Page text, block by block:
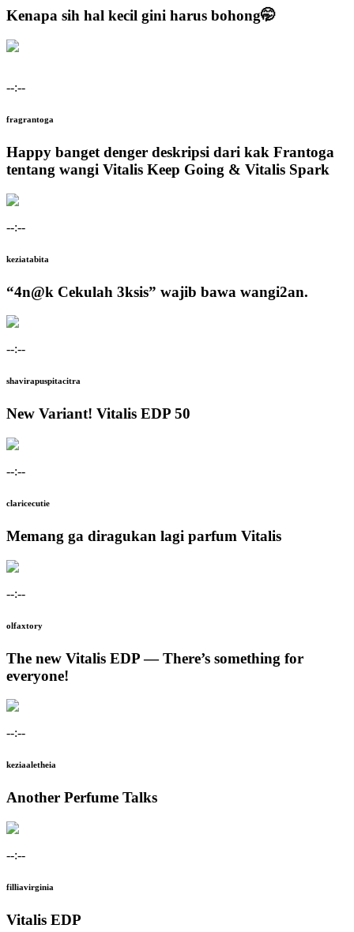
Kenapa sih hal kecil gini harus bohong🤭
--:--
fragrantoga
Happy banget denger deskripsi dari kak Frantoga
tentang wangi Vitalis Keep Going & Vitalis Spark
--:--
keziatabita
“4n@k Cekulah 3ksis” wajib bawa wangi2an.
--:--
shavirapuspitacitra
New Variant! Vitalis EDP 50
--:--
claricecutie
Memang ga diragukan lagi parfum Vitalis
--:--
olfaxtory
The new Vitalis EDP — There’s something for
everyone!
--:--
keziaaletheia
Another Perfume Talks
--:--
filliavirginia
Vitalis EDP